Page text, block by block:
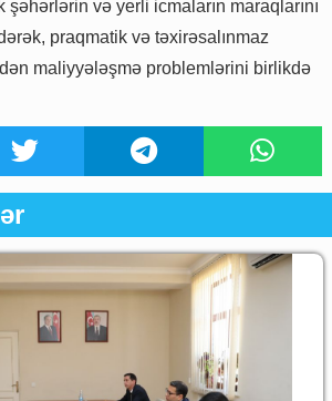
şəhərlərin və yerli icmaların maraqlarını
praqmatik və təxirəsalınmaz
maliyyələşmə problemlərini birlikdə